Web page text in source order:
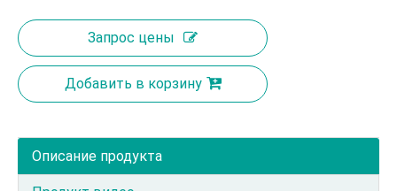
Запрос цены
Добавить в корзину
Описание продукта